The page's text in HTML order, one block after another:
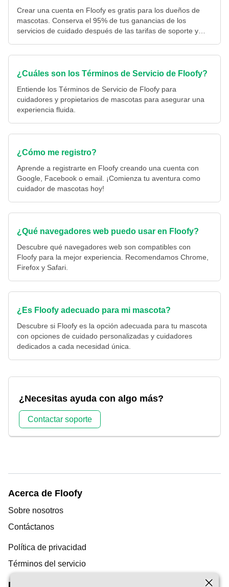
Crear una cuenta en Floofy es gratis para los dueños de
mascotas. Conserva el 95% de tus ganancias de los
servicios de cuidado después de las tarifas de soporte y
¿Cuáles son los Términos de Servicio de Floofy?
Entiende los Términos de Servicio de Floofy para
cuidadores y propietarios de mascotas para asegurar una
experiencia fluida.
¿Cómo me registro?
Aprende a registrarte en Floofy creando una cuenta con
Google, Facebook o email. ¡Comienza tu aventura como
cuidador de mascotas hoy!
¿Qué navegadores web puedo usar en Floofy?
Descubre qué navegadores web son compatibles con
Floofy para la mejor experiencia. Recomendamos Chrome,
Firefox y Safari.
¿Es Floofy adecuado para mi mascota?
Descubre si Floofy es la opción adecuada para tu mascota
con opciones de cuidado personalizadas y cuidadores
dedicados a cada necesidad única.
¿Necesitas ayuda con algo más?
Contactar soporte
Acerca de Floofy
Sobre nosotros
Contáctanos
Política de privacidad
Términos del servicio